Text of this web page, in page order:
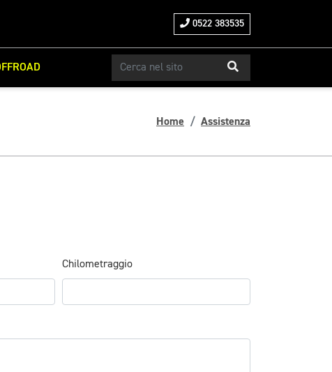
0522 383535
Home Assistenza
Chilometraggio